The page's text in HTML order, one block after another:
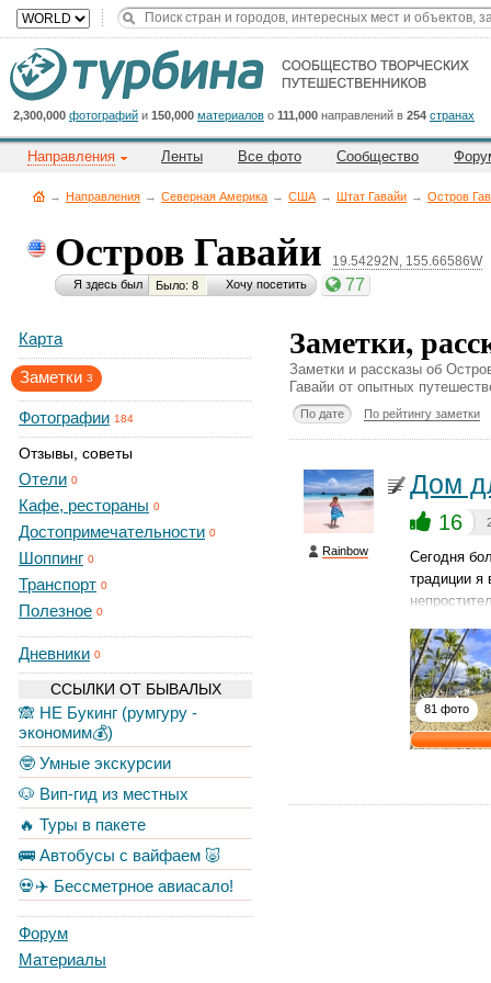
2,300,000 фотографий и 150,000 материалов о 111,000 направлений в 254 странах
Направления Ленты Все фото Сообщество
→ Направления → Северная Америка → CША → Штат Гавайи → Остров
Остров Гавайи 19.54292N, 155.66586W
Я здесь был Было: 8 Хочу посетить 77
Карта
Заметки 3
Фотографии 184
Отзывы, советы
Отели 0
Кафе, рестораны 0
Достопримечательности 0
Шоппинг 0
Транспорт 0
Полезное 0
Дневники 0
ССЫЛКИ ОТ БЫВАЛЫХ
🙈 НЕ Букинг (румгуру -
экономим💰)
🤓 Умные экскурсии
🐶 Вип-гид из местных
🔥 Туры в пакете
🚌 Автобусы с вайфаем 🐷
💀✈️ Бессметрное авиасало!
Форум
Материалы
Заметки,
Заметки и рассказы об
Гавайи от опытных
По дате По рейтингу заметки
Rainbow
Дом
16
Сегодня
традиции я
81 фото
Cейчас
на
сайте:
Title
Button